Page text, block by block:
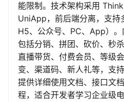
能限制。技术架构采用
UniApp，前后端分离，支持
H5、公众号、PC、App）。
包括分销、拼团、砍价、秒
直播带货、付费会员、等级
变、渠道码、新人礼等，支
提供详细使用文档、接口文
程，适合开发者学习企业级